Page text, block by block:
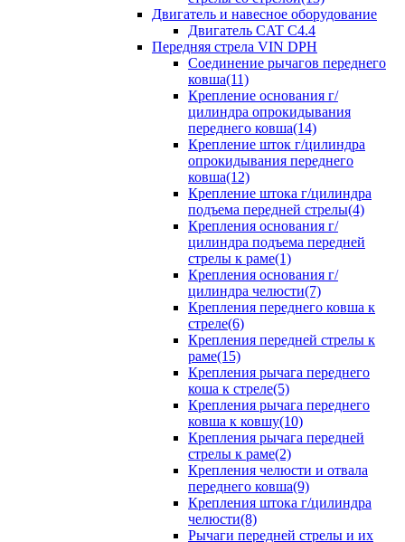
Двигатель и навесное оборудование
Двигатель CAT C4.4
Передняя стрела VIN DPH
Cоединение рычагов переднего
ковша(11)
Крепление основания г/
цилиндра опрокидывания
переднего ковша(14)
Крепление шток г/цилиндра
опрокидывания переднего
ковша(12)
Крепление штока г/цилиндра
подъема передней стрелы(4)
Крепления основания г/
цилиндра подъема передней
стрелы к раме(1)
Крепления основания г/
цилиндра челюсти(7)
Крепления переднего ковша к
стреле(6)
Крепления передней стрелы к
раме(15)
Крепления рычага переднего
коша к стреле(5)
Крепления рычага переднего
ковша к ковшу(10)
Крепления рычага передней
стрелы к раме(2)
Крепления челюсти и отвала
переднего ковша(9)
Крепления штока г/цилиндра
челюсти(8)
Рычаги передней стрелы и их